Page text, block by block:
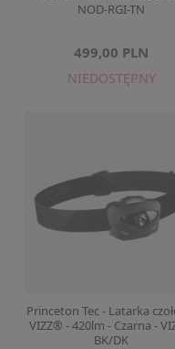
NOD-RGI-TN
499,00 PLN
NIEDOSTĘPNY
Princeton Tec - Latarka
VIZZ® - 420lm - Czarna -
BK/DK